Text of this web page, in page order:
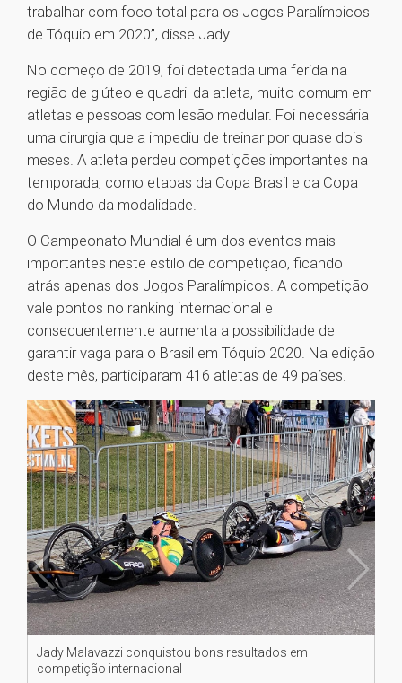
trabalhar com foco total para os Jogos Paralímpicos
de Tóquio em 2020”, disse Jady.
No começo de 2019, foi detectada uma ferida na
região de glúteo e quadril da atleta, muito comum em
atletas e pessoas com lesão medular. Foi necessária
uma cirurgia que a impediu de treinar por quase dois
meses. A atleta perdeu competições importantes na
temporada, como etapas da Copa Brasil e da Copa
do Mundo da modalidade.
O Campeonato Mundial é um dos eventos mais
importantes neste estilo de competição, ficando
atrás apenas dos Jogos Paralímpicos. A competição
vale pontos no ranking internacional e
consequentemente aumenta a possibilidade de
garantir vaga para o Brasil em Tóquio 2020. Na edição
deste mês, participaram 416 atletas de 49 países.
Jady Malavazzi conquistou bons resultados em
competição internacional